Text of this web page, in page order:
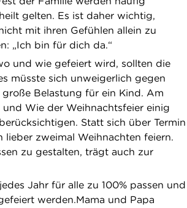
gelten. Es ist daher wichtig,
mit ihren Gefühlen allein zu
„Ich bin für dich da.“
und wie gefeiert wird, sollten die
müsste sich unweigerlich gegen
Belastung für ein Kind. Am
Wie der Weihnachtsfeier einig
Statt sich über Termin
zweimal Weihnachten feiern.
zu gestalten, trägt auch zur
Jahr für alle zu 100% passen und
werden.Mama und Papa